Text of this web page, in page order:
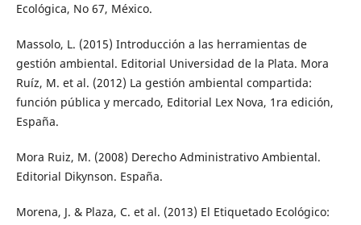
Ecológica, No 67, México.
Massolo, L. (2015) Introducción a las herramientas de
gestión ambiental. Editorial Universidad de la Plata. Mora
Ruíz, M. et al. (2012) La gestión ambiental compartida:
función pública y mercado, Editorial Lex Nova, 1ra edición,
España.
Mora Ruiz, M. (2008) Derecho Administrativo Ambiental.
Editorial Dikynson. España.
Morena, J. & Plaza, C. et al. (2013) El Etiquetado Ecológico: